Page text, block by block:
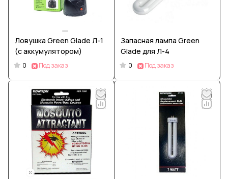
Ловушка Green Glade Л-1
(с аккумулятором)
0 Под заказ
Запасная лампа Green
Glade для Л-4
0 Под заказ